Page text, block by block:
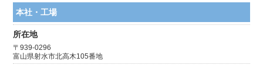
本社・工場
所在地
〒939-0296
富山県射水市北高木105番地